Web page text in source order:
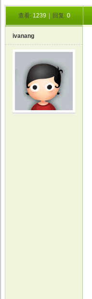
›
查看: 1239 回复: 0
ivanang